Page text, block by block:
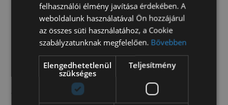
Ajánlatot kérek
Autónkat szükség esetén átalakítjuk az Ön
igényeinek megfelelően. Opcionálisan rendelhető
új gyártású vagy használt plató, billenőplató,
doboz, hűtős doboz, autószállító felépítmény is.
Különböző egyéb opciókat is kínálunk, mint például
vonóhorog, emelőhátfal, tolatókamera vagy akár
felhasználói élmény javítása érdekében. A
weboldalunk használatával Ön hozzájárul
az összes süti használatához, a Cookie
szabályzatunknak megfelelően. Bővebben
Elengedhetetlenül
szükséges
Teljesítmény